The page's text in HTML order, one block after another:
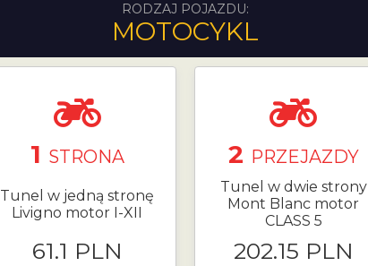
RODZAJ POJAZDU:
MOTOCYKL
1 STRONA
Tunel w jedną stronę
Livigno motor I-XII
61.1 PLN
2 PRZEJAZDY
Tunel w dwie strony
Mont Blanc motor
CLASS 5
202.15 PLN